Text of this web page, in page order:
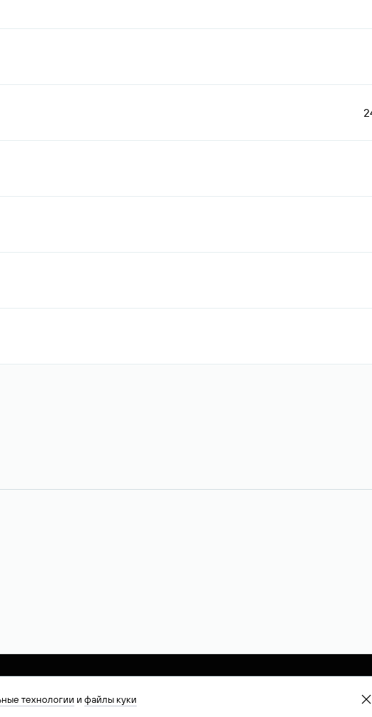
технологии и файлы куки